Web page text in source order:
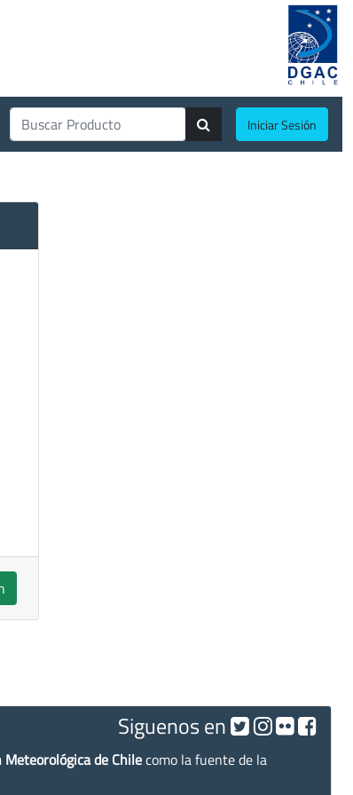
Iniciar Sesión
Siguenos en
Meteorológica de Chilecomo la fuente de la